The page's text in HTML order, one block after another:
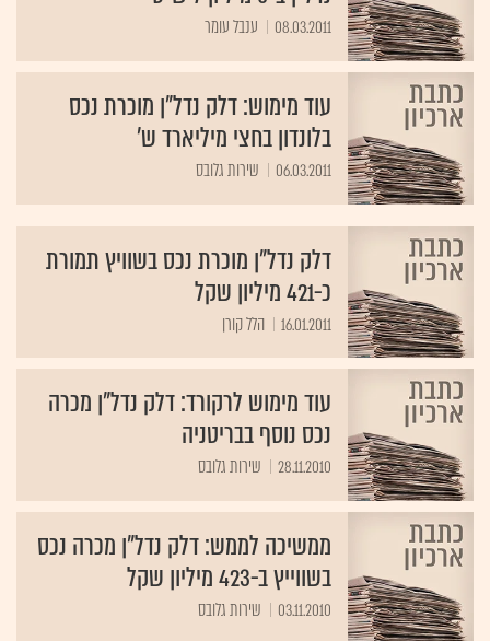
08.03.2011 ענבל עומר
עוד מימוש: דלק נדל"ן מוכרת נכס
בלונדון בחצי מיליארד ש'
06.03.2011 שירות גלובס
דלק נדל"ן מוכרת נכס בשוויץ תמורת
כ-421 מיליון שקל
16.01.2011 הלל קורן
עוד מימוש לרקורד: דלק נדל"ן מכרה
נכס נוסף בבריטניה
28.11.2010 שירות גלובס
ממשיכה לממש: דלק נדל"ן מכרה נכס
בשווייץ ב-423 מיליון שקל
03.11.2010 שירות גלובס